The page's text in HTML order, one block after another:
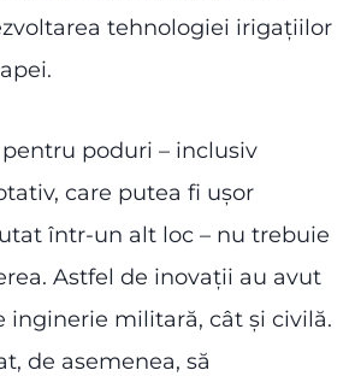
tehnologiei irigațiilor
poduri – inclusiv
care putea fi ușor
într-un alt loc – nu trebuie
Astfel de inovații au avut
inginerie militară, cât și civilă.
de asemenea, să